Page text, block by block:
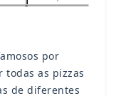
por
as pizzas
de diferentes